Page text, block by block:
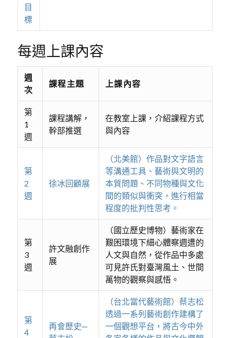
目
標
每週上課內容
週
次
課程主題 上課內容
第
1
週
課程講解，
幹部推選
在教室上課，介紹課程方式
與內容
第
2
週
徐冰回顧展
（北美館）作品對文字語言
等溝通工具、藝術與文明的
本質問題、不同物種與文化
間的類似與衝突，進行相當
程度的批判性思考。
第
3
週
許文融創作
展
（國立歷史博物）藝術家在
艱困環境下細心體察週遭的
人文與自然，從作品中多處
可見許氏對臺灣風土、世間
萬物的觀察與感悟。
第
4
再會歷史─
（台北當代藝術館）蔡志松
透過一系列藝術創作建構了
一個觀想平台，將古今中外